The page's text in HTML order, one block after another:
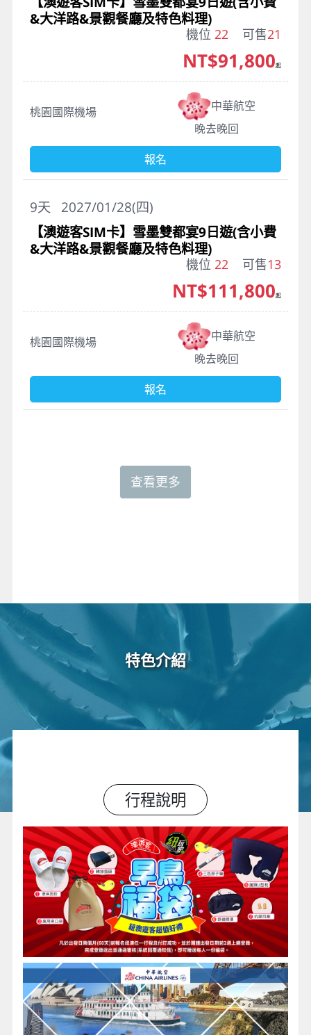
特色介紹
行程說明
&大洋路&景觀餐廳及特色料理)
機位 22 可售21
桃園國際機場
中華航空
晚去晚回
NT$91,800起
報名
2027/01/28(四)
9天
【澳遊客SIM卡】雪墨雙都宴9日遊(含小費
&大洋路&景觀餐廳及特色料理)
機位 22 可售13
桃園國際機場
中華航空
晚去晚回
NT$111,800起
報名
查看更多